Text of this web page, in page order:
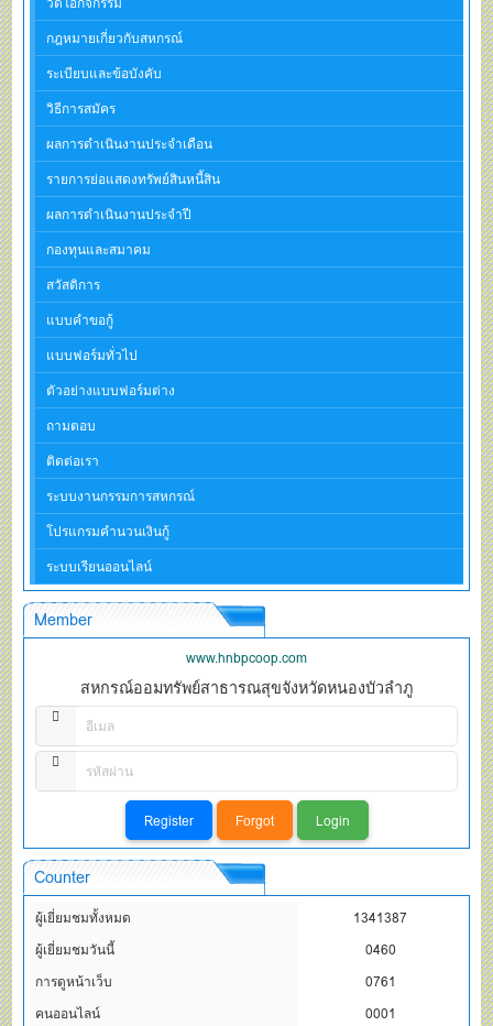
กฎหมายเกี่ยวกับสหกรณ์
ระเบียบและข้อบังคับ
วิธีการสมัคร
ผลการดำเนินงานประจำเดือน
รายการย่อแสดงทรัพย์สินหนี้สิน
ผลการดำเนินงานประจำปี
กองทุนและสมาคม
สวัสดิการ
แบบคำขอกู้
แบบฟอร์มทั่วไป
ตัวอย่างแบบฟอร์มต่าง
ถามตอบ
ติดต่อเรา
ระบบงานกรรมการสหกรณ์
โปรแกรมคำนวนเงินกู้
ระบบเรียนออนไลน์
Member
www.hnbpcoop.com
สหกรณ์ออมทรัพย์สาธารณสุขจังหวัดหนองบัวลำภู
Counter
ผู้เยี่ยมชมทั้งหมด
1341387
ผู้เยี่ยมชมวันนี้
0460
การดูหน้าเว็บ
0761
คนออนไลน์
0001